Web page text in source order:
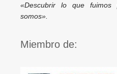
«Descubrir lo que fuimos
somos».
Miembro de: